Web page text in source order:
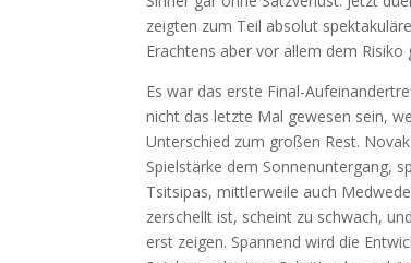
zeigten zum Teil absolut
Erachtens aber vor allem dem
Es war das erste Final-
nicht das letzte Mal gewesen sein,
Unterschied zum großen Rest.
Spielstärke dem Sonnenuntergang,
Tsitsipas, mittlerweile auch
zerschellt ist, scheint zu schwach,
erst zeigen. Spannend wird die